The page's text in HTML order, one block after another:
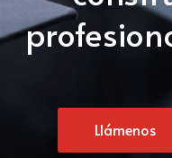
Llámenos